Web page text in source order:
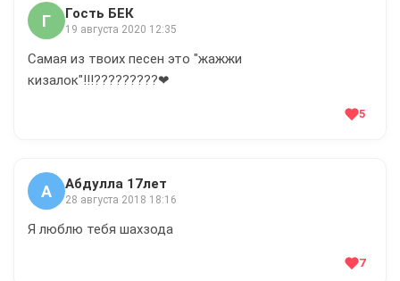
Г Гость БЕК
19 августа 2020 12:35
Самая из твоих песен это "жажжи
кизалок"!!!?????????❤
5
А Абдулла 17лет
28 августа 2018 18:16
Я люблю тебя шахзода
7